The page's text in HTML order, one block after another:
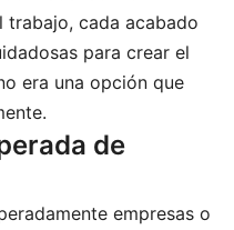
trabajo, cada acabado
para crear el
era una opción que
de
empresas o